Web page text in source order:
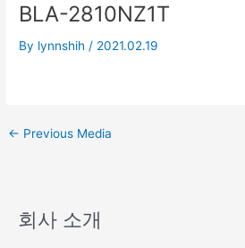
BLA-2810NZ1T
By lynnshih / 2021.02.19
navigation
← Previous Media
회사 소개